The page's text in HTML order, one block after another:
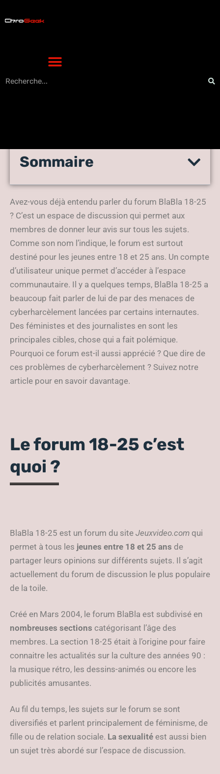
pour les jeunes
Sommaire
Avez-vous déjà entendu parler du forum BlaBla 18-25
? C’est un espace de discussion qui permet aux
membres de donner leur avis sur tous les sujets.
Comme son nom l’indique, le forum est surtout
destiné pour les jeunes entre 18 et 25 ans. Un compte
d’utilisateur unique permet d’accéder à l’espace
communautaire. Il y a quelques temps, BlaBla 18-25 a
beaucoup fait parler de lui de par des menaces de
cyberharcèlement lancées par certains internautes.
Des féministes et des journalistes en sont les
principales cibles, chose qui a fait polémique.
Pourquoi ce forum est-il aussi apprécié ? Que dire de
ces problèmes de cyberharcèlement ? Suivez notre
article pour en savoir davantage.
Le forum 18-25 c’est
quoi ?
BlaBla 18-25 est un forum du site Jeuxvideo.com qui
permet à tous les jeunes entre 18 et 25 ans de
partager leurs opinions sur différents sujets. Il s’agit
actuellement du forum de discussion le plus populaire
de la toile.
Créé en Mars 2004, le forum BlaBla est subdivisé en
nombreuses sections catégorisant l’âge des
membres. La section 18-25 était à l’origine pour faire
connaitre les actualités sur la culture des années 90 :
la musique rétro, les dessins-animés ou encore les
publicités amusantes.
Au fil du temps, les sujets sur le forum se sont
diversifiés et parlent principalement de féminisme, de
fille ou de relation sociale. La sexualité est aussi bien
un sujet très abordé sur l’espace de discussion.